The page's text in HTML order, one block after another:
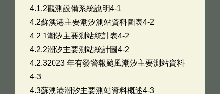
4.1.2觀測設備系統說明4-1
4.2蘇澳港主要潮汐測站資料圖表4-2
4.2.1潮汐主要測站統計表4-2
4.2.2潮汐主要測站統計圖4-2
4.2.32023 年有發警報颱風潮汐主要測站資料
4-3
4.3蘇澳港潮汐主要測站資料概述4-3